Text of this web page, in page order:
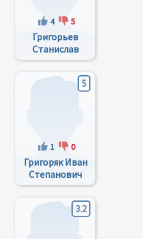
4 5
Григорьев
Станислав
Михайлович
5
1 0
Григоряк Иван
Степанович
3.2